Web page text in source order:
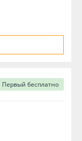
Первый бесплатно